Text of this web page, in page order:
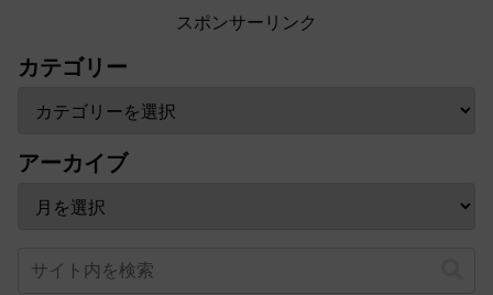
スポンサーリンク
カテゴリー
アーカイブ